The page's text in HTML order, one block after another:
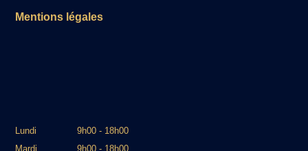
Mentions légales
Lundi
9h00 - 18h00
Mardi
9h00 - 18h00